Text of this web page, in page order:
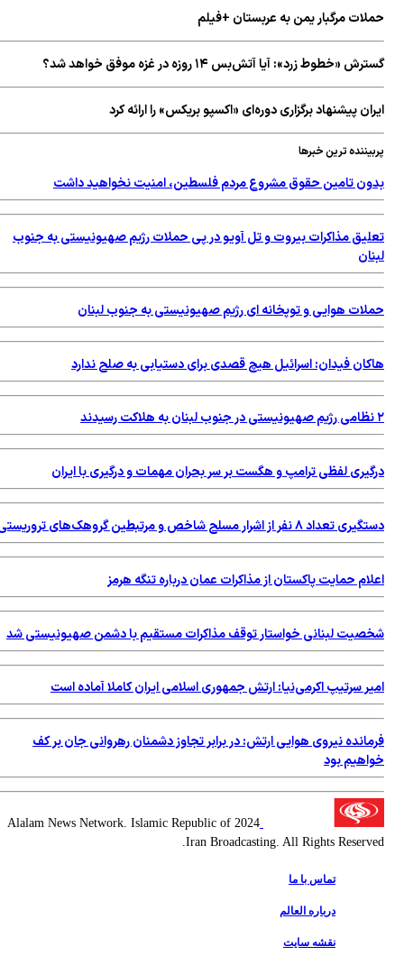
مرگبار یمن به عربستان +فیلم
«خطوط زرد»: آیا آتش‌بس ۱۴ روزه در غزه موفق خواهد شد؟
پیشنهاد برگزاری دوره‌ای «اکسپو بریکس» را ارائه کرد
ترین خبرها
تامین حقوق مشروع مردم فلسطین، امنیت نخواهید داشت
مذاکرات بیروت و تل آویو در پی حملات رژیم صهیونیستی به جنوب
هوایی و توپخانه ای رژیم صهیونیستی به جنوب لبنان
فیدان: اسرائیل هیچ قصدی برای دستیابی به صلح ندارد
لفظی ترامپ و هگست بر سر بحران مهمات و درگیری با ایران
۸ نفر از اشرار مسلح شاخص و مرتبطین گروهک‌های تروریستی
حمایت پاکستان از مذاکرات عمان درباره تنگه هرمز
لبنانی خواستار توقف مذاکرات مستقیم با دشمن صهیونیستی شد
سرتیپ اكرمی‌نیا: ارتش جمهوری اسلامی ایران کاملا آماده است
نیروی هوایی ارتش: در برابر تجاوز دشمنان رهروانی جان بر کف
بود
2024 Alalam News Network. Islamic Republic of
Iran Broadcasting. All Rights
تماس با ما
درباره العالم
نقشه سایت